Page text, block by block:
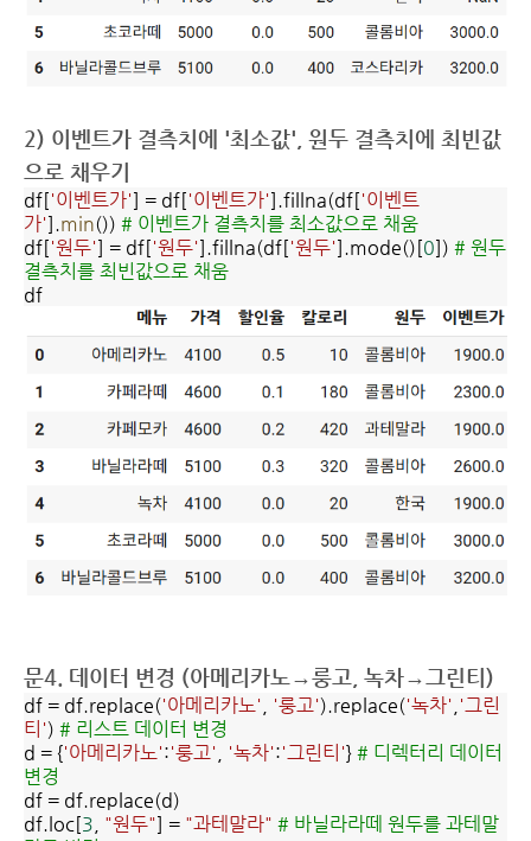
2) 이벤트가 결측치에 '최소값', 원두 결측치에 최빈값
으로 채우기
df['이벤트가'] = df['이벤트가'].fillna(df['이벤트
가'].min()) # 이벤트가 결측치를 최소값으로 채움
df['원두'] = df['원두'].fillna(df['원두'].mode()[0]) # 원두
결측치를 최빈값으로 채움
df
문4. 데이터 변경 (아메리카노→룽고, 녹차→그린티)
df = df.replace('아메리카노' '룽고').replace('녹차' '그린
티') # 리스트 데이터 변경
d = {'아메리카노':'룽고' '녹차':'그린티'} # 디렉터리 데이터
변경
df = df.replace(d)
df.loc[3 "원두"] = "과테말라" # 바닐라라떼 원두를 과테말